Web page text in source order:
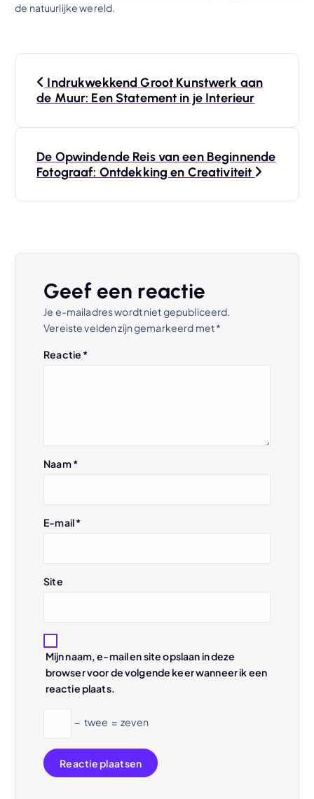
de natuurlijke wereld.
Indrukwekkend Groot Kunstwerk aan
de Muur: Een Statement in je Interieur
De Opwindende Reis van een Beginnende
Fotograaf: Ontdekking en Creativiteit
Geef een reactie
Je e-mailadres wordt niet gepubliceerd.
Vereiste velden zijn gemarkeerd met*
Reactie *
Naam*
E-mail*
Site
Mijn naam, e-mail en site opslaan in deze
browser voor de volgende keer wanneer ik een
reactie plaats.
− twee = zeven